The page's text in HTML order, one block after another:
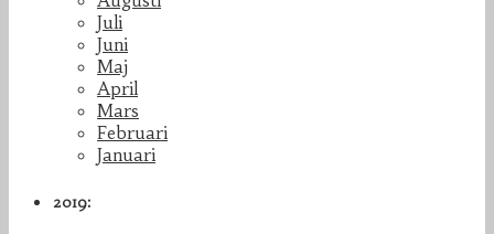
Juli
Juni
Maj
April
Mars
Februari
Januari
2019: